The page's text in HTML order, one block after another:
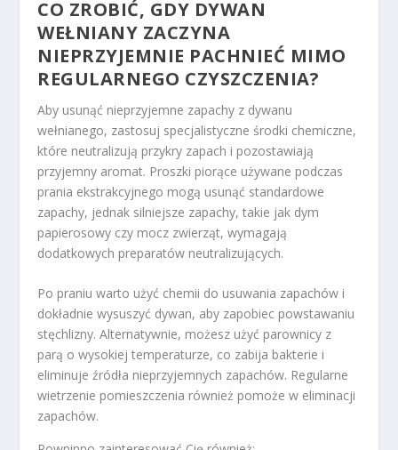
CO ZROBIĆ, GDY DYWAN
WEŁNIANY ZACZYNA
NIEPRZYJEMNIE PACHNIEĆ MIMO
REGULARNEGO CZYSZCZENIA?
Aby usunąć nieprzyjemne zapachy z dywanu
wełnianego, zastosuj specjalistyczne środki chemiczne,
które neutralizują przykry zapach i pozostawiają
przyjemny aromat. Proszki piorące używane podczas
prania ekstrakcyjnego mogą usunąć standardowe
zapachy, jednak silniejsze zapachy, takie jak dym
papierosowy czy mocz zwierząt, wymagają
dodatkowych preparatów neutralizujących.
Po praniu warto użyć chemii do usuwania zapachów i
dokładnie wysuszyć dywan, aby zapobiec powstawaniu
stęchlizny. Alternatywnie, możesz użyć parownicy z
parą o wysokiej temperaturze, co zabija bakterie i
eliminuje źródła nieprzyjemnych zapachów. Regularne
wietrzenie pomieszczenia również pomoże w eliminacji
zapachów.